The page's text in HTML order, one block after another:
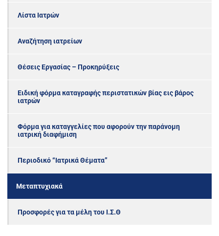
Λίστα Ιατρών
Αναζήτηση ιατρείων
Θέσεις Εργασίας – Προκηρύξεις
Ειδική φόρμα καταγραφής περιστατικών βίας εις βάρος
ιατρών
Φόρμα για καταγγελίες που αφορούν την παράνομη
ιατρική διαφήμιση
Περιοδικό “Ιατρικά Θέματα”
Μεταπτυχιακά
Προσφορές για τα μέλη του Ι.Σ.Θ